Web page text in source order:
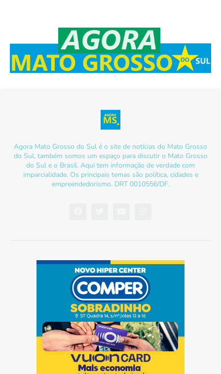
Agora Mato Grosso do Sul é o site de notícias do Mato Grosso
do Sul, também somos um espaço para discutir o Mato Grosso
do Sul e o Brasil. Aqui tem informação de verdade com
imparcialidade. Os principais temas são política, cidades e
empreendedorismo. DRT 0010556/DF.